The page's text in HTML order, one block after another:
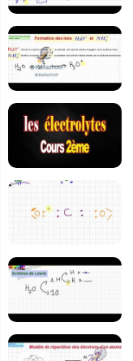
13:19
44:41
39:11
22:56
13:57